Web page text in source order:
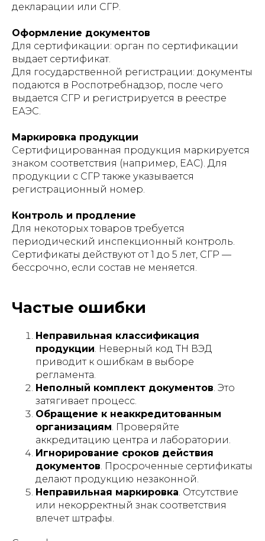
декларации или СГР.
Оформление документов
Для сертификации: орган по сертификации
выдает сертификат.
Для государственной регистрации: документы
подаются в Роспотребнадзор, после чего
выдается СГР и регистрируется в реестре
ЕАЭС.
Маркировка продукции
Сертифицированная продукция маркируется
знаком соответствия (например, ЕАС). Для
продукции с СГР также указывается
регистрационный номер.
Контроль и продление
Для некоторых товаров требуется
периодический инспекционный контроль.
Сертификаты действуют от 1 до 5 лет, СГР —
бессрочно, если состав не меняется.
Частые ошибки
Неправильная классификация
продукции. Неверный код ТН ВЭД
приводит к ошибкам в выборе
регламента.
Неполный комплект документов. Это
затягивает процесс.
Обращение к неаккредитованным
организациям. Проверяйте
аккредитацию центра и лаборатории.
Игнорирование сроков действия
документов. Просроченные сертификаты
делают продукцию незаконной.
Неправильная маркировка. Отсутствие
или некорректный знак соответствия
влечет штрафы.